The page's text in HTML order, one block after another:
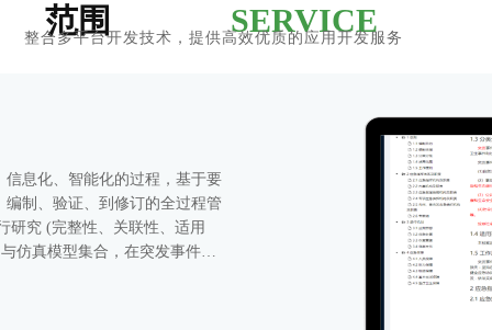
范围
SERVICE
整合多平台开发技术，提供高效优质的应用开发服务
息化、智能化的过程，基于要
制、验证、到修订的全过程管
研究 (完整性、关联性、适用
仿真模型集合，在突发事件发